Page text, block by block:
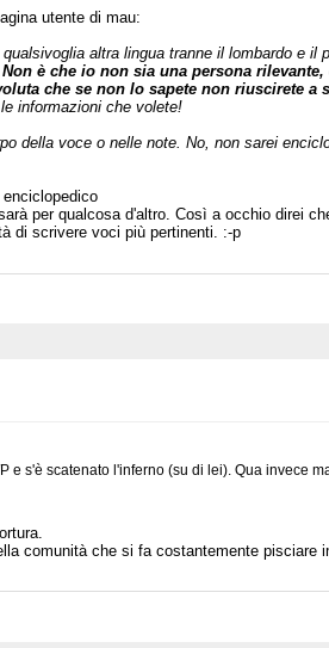
utente di mau:
altra lingua tranne il lombardo e
Non è che io non sia una persona
che se non lo sapete non riuscirete a
informazioni che volete!
della voce o nelle note. No, non sarei
per qualcosa d'altro. Così a occhio direi
di scrivere voci più pertinenti. :-p
s'è scatenato l'inferno (su di lei). Qua invece
comunità che si fa costantemente pisciare